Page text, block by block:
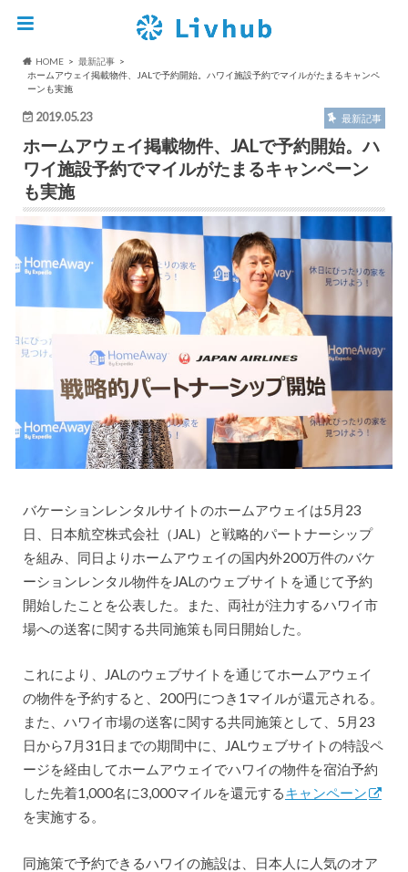
HOME
最新記事
ホームアウェイ掲載物件、JALで予約開始。ハワイ施設予約でマイルがたまるキャンペ
ーンも実施
2019.05.23 最新記事
ホームアウェイ掲載物件、JALで予約開始。ハ
ワイ施設予約でマイルがたまるキャンペーン
も実施
バケーションレンタルサイトのホームアウェイは5月23
日、日本航空株式会社（JAL）と戦略的パートナーシップ
を組み、同日よりホームアウェイの国内外200万件のバケ
ーションレンタル物件をJALのウェブサイトを通じて予約
開始したことを公表した。また、両社が注力するハワイ市
場への送客に関する共同施策も同日開始した。
これにより、JALのウェブサイトを通じてホームアウェイ
の物件を予約すると、200円につき1マイルが還元される。
また、ハワイ市場の送客に関する共同施策として、5月23
日から7月31日までの期間中に、JALウェブサイトの特設ペ
ージを経由してホームアウェイでハワイの物件を宿泊予約
した先着1,000名に3,000マイルを還元するキャンペーン
を実施する。
同施策で予約できるハワイの施設は、日本人に人気のオア